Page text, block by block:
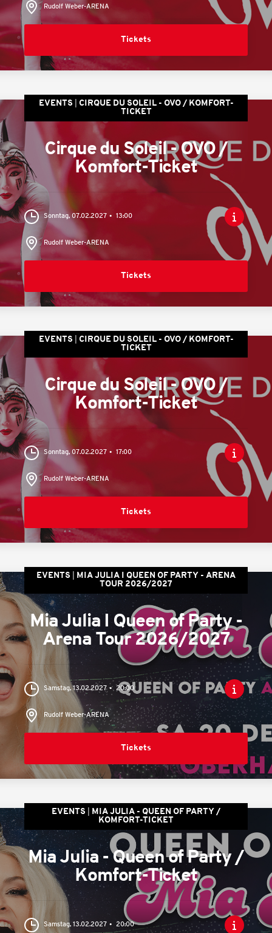
Rudolf Weber-ARENA
Tickets
EVENTS
CIRQUE DU SOLEIL - OVO / KOMFORT-
TICKET
Cirque du Soleil - OVO /
Komfort-Ticket
Sonntag, 07.02.2027 13:00
Rudolf Weber-ARENA
Tickets
EVENTS
CIRQUE DU SOLEIL - OVO / KOMFORT-
TICKET
Cirque du Soleil - OVO /
Komfort-Ticket
Sonntag, 07.02.2027 17:00
Rudolf Weber-ARENA
Tickets
EVENTS
MIA JULIA I QUEEN OF PARTY - ARENA
TOUR 2026/2027
Mia Julia I Queen of Party -
Arena Tour 2026/2027
Samstag, 13.02.2027 20:00
Rudolf Weber-ARENA
Tickets
EVENTS
MIA JULIA - QUEEN OF PARTY /
KOMFORT-TICKET
Mia Julia - Queen of Party /
Komfort-Ticket
Samstag, 13.02.2027 20:00